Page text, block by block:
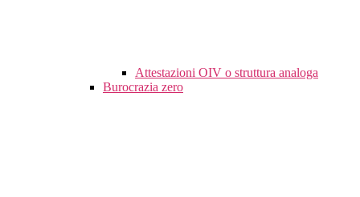
Attestazioni OIV o struttura analoga
Burocrazia zero